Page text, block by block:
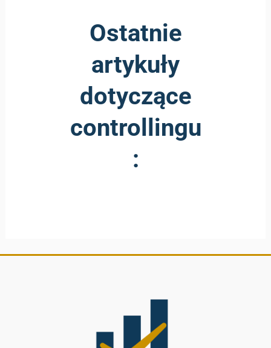
Ostatnie
artykuły
dotyczące
controllingu
: